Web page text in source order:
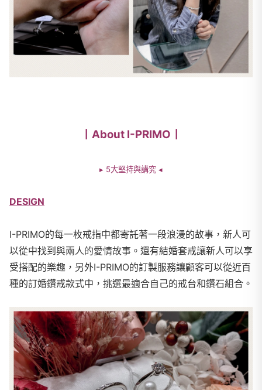
丨About I-PRIMO丨
▸ 5大堅持與講究 ◂
DESIGN
I-PRIMO的每一枚戒指中都寄託著一段浪漫的故事，新人可
以從中找到與兩人的愛情故事。還有結婚套戒讓新人可以享
受搭配的樂趣，另外I-PRIMO的訂製服務讓顧客可以從近百
種的訂婚鑽戒款式中，挑選最適合自己的戒台和鑽石組合。